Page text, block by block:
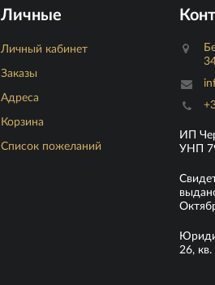
Личные
Личный кабинет
Заказы
Адреса
Корзина
Список пожеланий
ИП
УНП
26, кв.